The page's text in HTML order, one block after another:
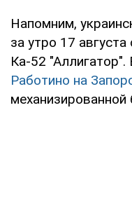
Напомним,
за утро 17
Ка-52 "Аллигатор".
Работино на
механизированной